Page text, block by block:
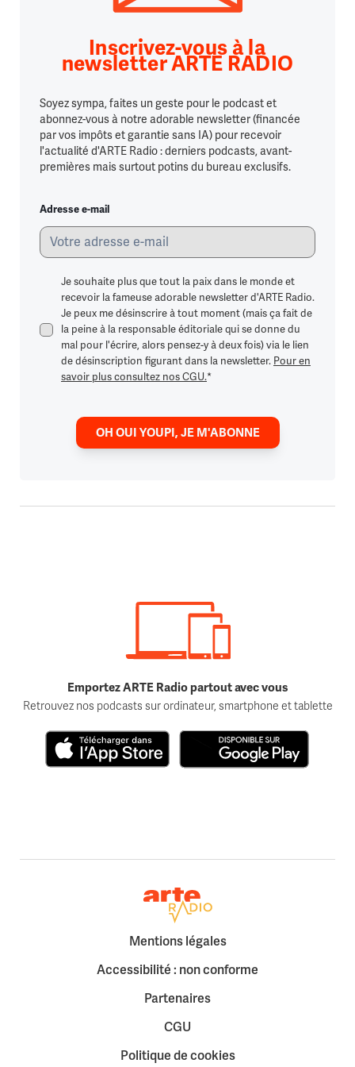
Inscrivez-vous à la
newsletter ARTE RADIO
Soyez sympa, faites un geste pour le podcast et
abonnez-vous à notre adorable newsletter (financée
par vos impôts et garantie sans IA) pour recevoir
l'actualité d'ARTE Radio : derniers podcasts, avant-
premières mais surtout potins du bureau exclusifs.
Adresse e-mail
Je souhaite plus que tout la paix dans le monde et
recevoir la fameuse adorable newsletter d'ARTE Radio.
Je peux me désinscrire à tout moment (mais ça fait de
la peine à la responsable éditoriale qui se donne du
mal pour l'écrire, alors pensez-y à deux fois) via le lien
de désinscription figurant dans la newsletter. Pour en
savoir plus consultez nos CGU.*
OH OUI YOUPI, JE M'ABONNE
Emportez ARTE Radio partout avec vous
Retrouvez nos podcasts sur ordinateur, smartphone et tablette
Retour à la page d'accueil
Mentions légales
Accessibilité : non conforme
Partenaires
CGU
Politique de cookies